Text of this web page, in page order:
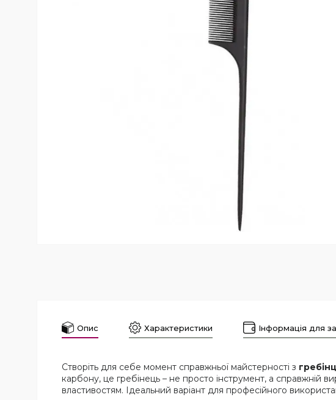
Опис Характеристики Інформація для
Створіть для себе момент справжньої майстерності з
карбону, це гребінець – не просто інструмент, а справжній
властивостям. Ідеальний варіант для професійного